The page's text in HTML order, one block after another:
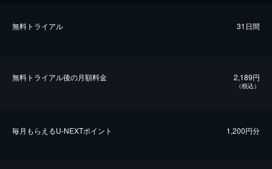
無料トライアル 31日間
無料トライアル後の⽉額料金 2,189円
（税込）
毎⽉もらえるU-NEXTポイント 1,200円分